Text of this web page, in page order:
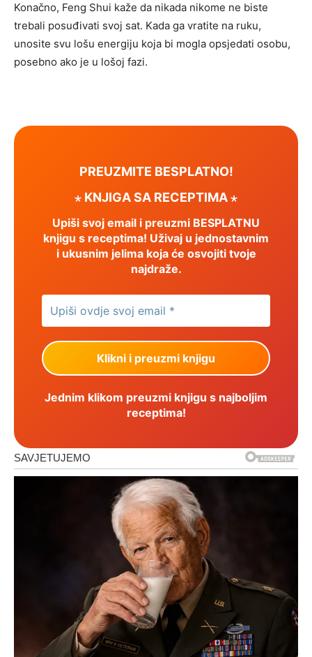
Konačno, Feng Shui kaže da nikada nikome ne biste
trebali posuđivati ​​svoj sat. Kada ga vratite na ruku,
unosite svu lošu energiju koja bi mogla opsjedati osobu,
posebno ako je u lošoj fazi.
PREUZMITE BESPLATNO!
⋆ KNJIGA SA RECEPTIMA ⋆
Upiši svoj email i preuzmi BESPLATNU
knjigu s receptima! Uživaj u jednostavnim
i ukusnim jelima koja će osvojiti tvoje
najdraže.
Jednim klikom preuzmi knjigu s najboljim
receptima!